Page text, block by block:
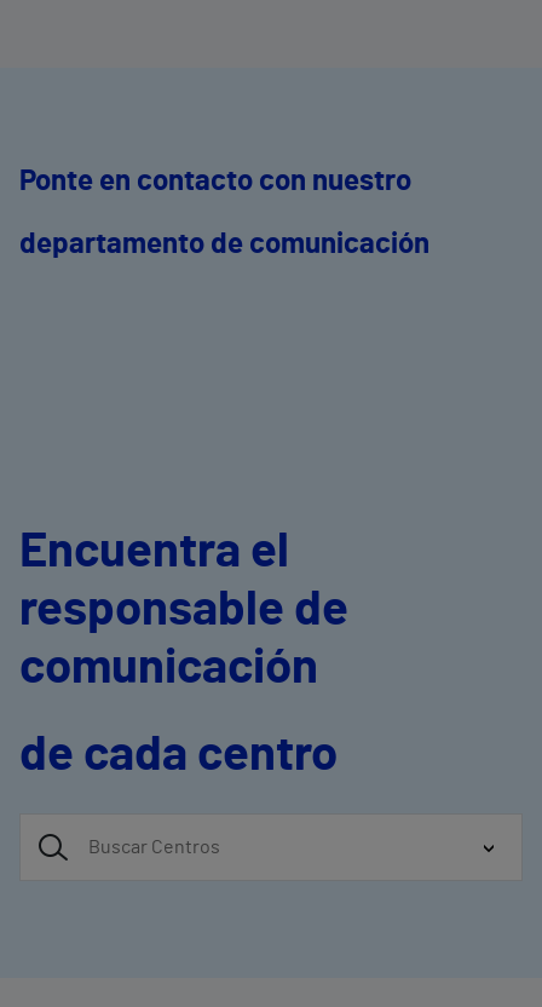
Ponte en contacto con nuestro
departamento de comunicación
Encuentra el
responsable de
comunicación
de cada centro